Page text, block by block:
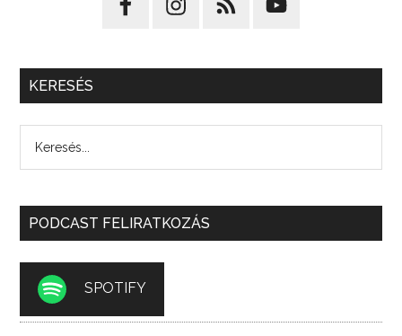
KERESÉS
PODCAST FELIRATKOZÁS
SPOTIFY